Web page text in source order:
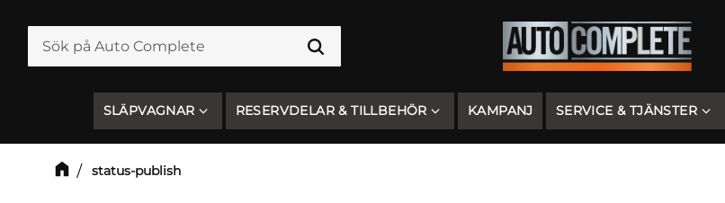
SLÄPVAGNAR RESERVDELAR & TILLBEHÖR KAMPANJ SERVICE & TJÄNSTER
status-publish